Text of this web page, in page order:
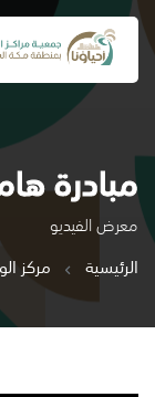
مبادرة
معرض الفيديو
الرئيسية
مركز